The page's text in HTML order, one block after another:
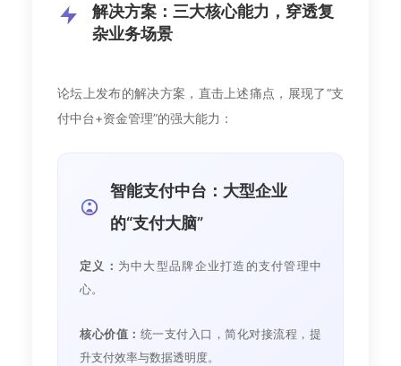
解决方案：三大核心能力，穿透复
杂业务场景
论坛上发布的解决方案，直击上述痛点，展现了“支
付中台+资金管理”的强大能力：
智能支付中台：大型企业
的“支付大脑”
定义： 为中大型品牌企业打造的支付管理中
心。
核心价值： 统一支付入口，简化对接流程，提
升支付效率与数据透明度。